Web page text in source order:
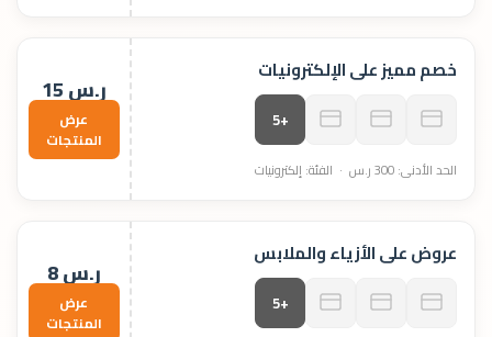
خصم مميز على الإلكترونيات
+5
الحد الأدنى: 300 ر.س · الفئة: إلكترونيات
15 ر.س
عرض
المنتجات
عروض على الأزياء والملابس
+5
8 ر.س
عرض
المنتجات